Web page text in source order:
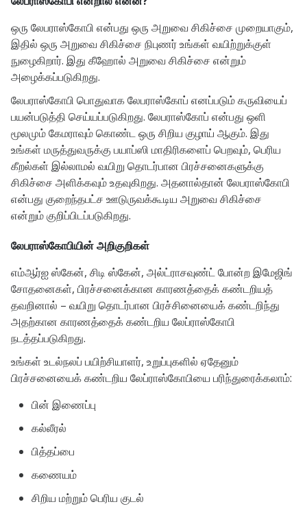
ஒரு லேபராஸ்கோபி என்பது ஒரு அறுவை சிகிச்சை முறையாகும்,
இதில் ஒரு அறுவை சிகிச்சை நிபுணர் உங்கள் வயிற்றுக்குள்
நுழைகிறார். இது கீஹோல் அறுவை சிகிச்சை என்றும்
அழைக்கப்படுகிறது.
லேபராஸ்கோபி பொதுவாக லேபராஸ்கோப் எனப்படும் கருவியைப்
பயன்படுத்தி செய்யப்படுகிறது. லேபராஸ்கோப் என்பது ஒளி
மூலமும் கேமராவும் கொண்ட ஒரு சிறிய குழாய் ஆகும். இது
உங்கள் மருத்துவருக்கு பயாப்ஸி மாதிரிகளைப் பெறவும், பெரிய
கீறல்கள் இல்லாமல் வயிறு தொடர்பான பிரச்சனைகளுக்கு
சிகிச்சை அளிக்கவும் உதவுகிறது. அதனால்தான் லேபராஸ்கோபி
என்பது குறைந்தபட்ச ஊடுருவக்கூடிய அறுவை சிகிச்சை
என்றும் குறிப்பிடப்படுகிறது.
லேபராஸ்கோபியின் அறிகுறிகள்
எம்ஆர்ஐ ஸ்கேன், சிடி ஸ்கேன், அல்ட்ராசவுண்ட் போன்ற இமேஜிங்
சோதனைகள், பிரச்சனைக்கான காரணத்தைக் கண்டறியத்
தவறினால் – வயிறு தொடர்பான பிரச்சினையைக் கண்டறிந்து
அதற்கான காரணத்தைக் கண்டறிய லேப்ராஸ்கோபி
நடத்தப்படுகிறது.
உங்கள் உடல்நலப் பயிற்சியாளர், உறுப்புகளில் ஏதேனும்
பிரச்சனையைக் கண்டறிய லேப்ராஸ்கோபியை பரிந்துரைக்கலாம்:
பின் இணைப்பு
கல்லீரல்
பித்தப்பை
கணையம்
சிறிய மற்றும் பெரிய குடல்